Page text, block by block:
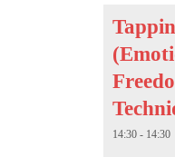
14:30 - 14:30